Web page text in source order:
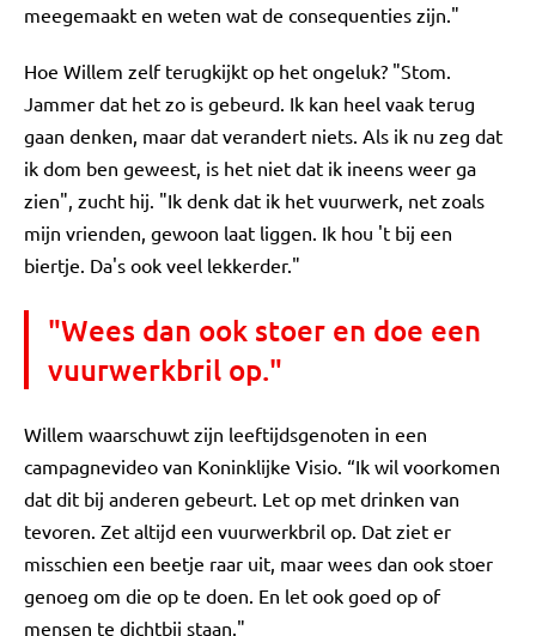
meegemaakt en weten wat de consequenties zijn."
Hoe Willem zelf terugkijkt op het ongeluk? "Stom.
Jammer dat het zo is gebeurd. Ik kan heel vaak terug
gaan denken, maar dat verandert niets. Als ik nu zeg dat
ik dom ben geweest, is het niet dat ik ineens weer ga
zien", zucht hij. "Ik denk dat ik het vuurwerk, net zoals
mijn vrienden, gewoon laat liggen. Ik hou 't bij een
biertje. Da's ook veel lekkerder."
"Wees dan ook stoer en doe een
vuurwerkbril op."
Willem waarschuwt zijn leeftijdsgenoten in een
campagnevideo van Koninklijke Visio. “Ik wil voorkomen
dat dit bij anderen gebeurt. Let op met drinken van
tevoren. Zet altijd een vuurwerkbril op. Dat ziet er
misschien een beetje raar uit, maar wees dan ook stoer
genoeg om die op te doen. En let ook goed op of
mensen te dichtbij staan."